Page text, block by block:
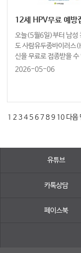
12세 HPV무료 예방
오늘(5월6일)부터 남성
도 사람유두종바이러스
신을 무료로 접종받을 수
다. 지원 대상은 2014년(2014.
2026-05-06
1 2 3456789 10 다음
유튜브
카톡상담
페이스북